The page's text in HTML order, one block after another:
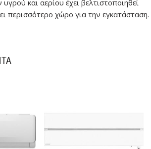
και αερίου έχει βελτιστοποιηθεί
περισσότερο χώρο για την εγκατάσταση.